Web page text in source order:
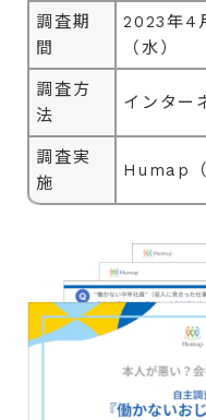
調査期
間
2023年4
（水）
調査方
法
インター
調査実
施
Humap（